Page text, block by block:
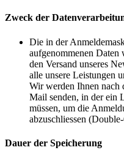
Zweck der
Die in der
aufgenommenen Daten
den Versand unseres
alle unsere Leistungen
Wir werden Ihnen nach
Mail senden, in der ein
müssen, um die
abzuschliessen
Dauer der Speicherung